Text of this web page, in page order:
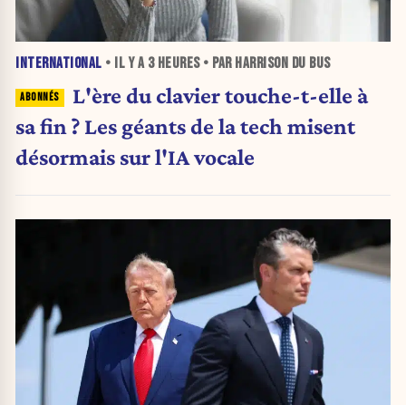
INTERNATIONAL • IL Y A 3 HEURES• PAR HARRISON DU BUS
L'ère du clavier touche-t-elle à
sa fin ? Les géants de la tech misent
désormais sur l'IA vocale